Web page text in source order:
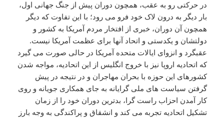
در حرکتی رو به عقب، همچون دوران پیش از جنگ جهانی اول،
بار دیگر به درون لاک خود فرو می رود؛ با این تفاوت که دیگر
همچون آن دوران، خبری از افتخار مردم آمریکا به کشور و
دولتشان و یکدستی و اتحاد آنها برای عظمت آمریکا نیست.
عقبگرد و انزوای ایالات متحده آمریکا در حالی صورت می گیرد
که اتحادیه اروپا نیز با خروج انگلیس از این اتحادیه، مواجه شدن
کشورهای این حوزه با بحران مهاجران و در نتیجه در پیش
گرفتن سیاست های ملی گرایانه به جای همکاری جویانه و روی
کار آمدن احزاب راست گرا، بدترین دوران خود را از زمان
تشکیل اتحادیه تجربه می کند و انشقاق و پراکندگی به وجه بارز